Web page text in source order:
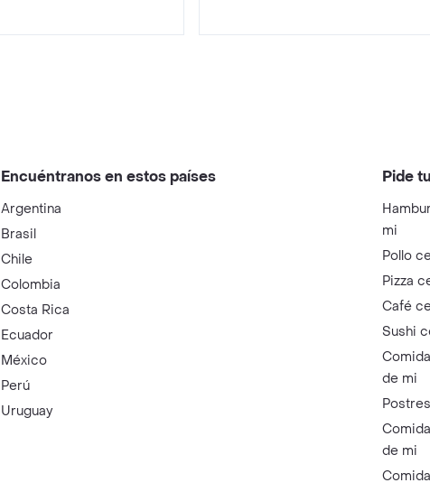
Encuéntranos en estos países
Argentina
Brasil
Chile
Colombia
Costa Rica
Ecuador
México
Perú
Uruguay
Pide
mi
Pollo
Pizza
Café
Sushi
de mi
de mi